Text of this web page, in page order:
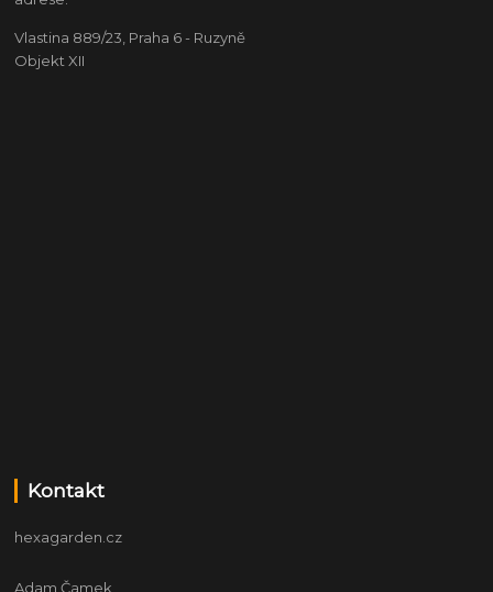
Vlastina 889/23, Praha 6 - Ruzyně
Objekt XII
Kontakt
hexagarden.cz
Adam Čamek